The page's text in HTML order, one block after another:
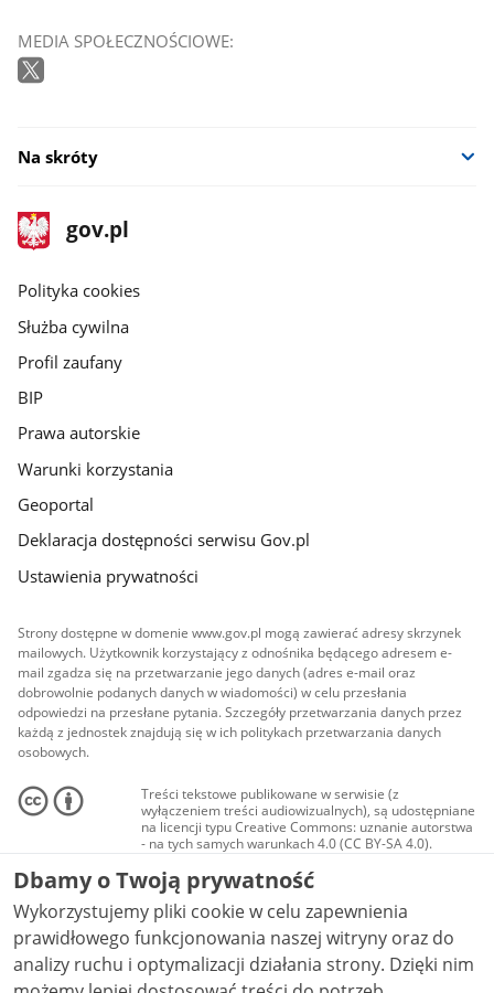
MEDIA SPOŁECZNOŚCIOWE:
Na skróty
stopka
gov.pl
Strona
gov.pl
gov.pl
Polityka cookies
Służba cywilna
Profil zaufany
BIP
Prawa autorskie
Warunki korzystania
Geoportal
Deklaracja dostępności serwisu Gov.pl
Ustawienia prywatności
Strony dostępne w domenie www.gov.pl mogą zawierać adresy skrzynek
mailowych. Użytkownik korzystający z odnośnika będącego adresem e-
mail zgadza się na przetwarzanie jego danych (adres e-mail oraz
dobrowolnie podanych danych w wiadomości) w celu przesłania
odpowiedzi na przesłane pytania. Szczegóły przetwarzania danych przez
każdą z jednostek znajdują się w ich politykach przetwarzania danych
osobowych.
Treści tekstowe publikowane w serwisie (z
wyłączeniem treści audiowizualnych), są udostępniane
na licencji typu Creative Commons: uznanie autorstwa
- na tych samych warunkach 4.0 (CC BY-SA 4.0).
Materiały audiowizualne, w tym zdjęcia, materiały
audio i wideo, są udostępniane na licencji typu
Creative Commons: uznanie autorstwa użycie
niekomercyjne - bez utworów zależnych 4.0 (CC BY-
NC-ND 4.0), o ile nie jest to stwierdzone inaczej.
Dbamy o Twoją prywatność
Wykorzystujemy pliki cookie w celu zapewnienia
prawidłowego funkcjonowania naszej witryny oraz do
analizy ruchu i optymalizacji działania strony. Dzięki nim